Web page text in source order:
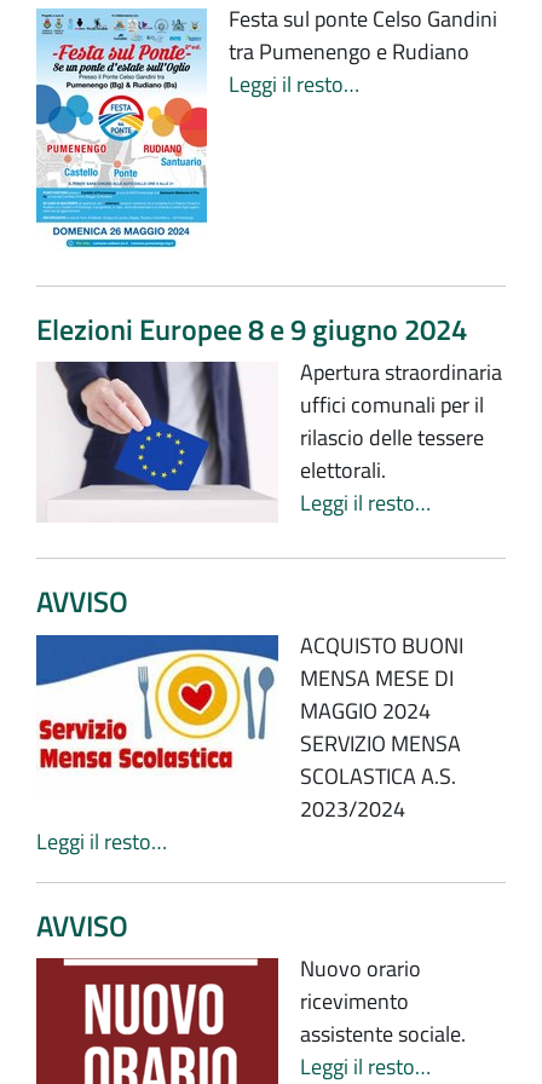
Festa sul ponte Celso Gandini
tra Pumenengo e Rudiano
Leggi il resto…
Elezioni Europee 8 e 9 giugno 2024
Apertura straordinaria
uffici comunali per il
rilascio delle tessere
elettorali.
Leggi il resto…
AVVISO
ACQUISTO BUONI
MENSA MESE DI
MAGGIO 2024
SERVIZIO MENSA
SCOLASTICA A.S.
2023/2024
Leggi il resto…
AVVISO
Nuovo orario
ricevimento
assistente sociale.
Leggi il resto…